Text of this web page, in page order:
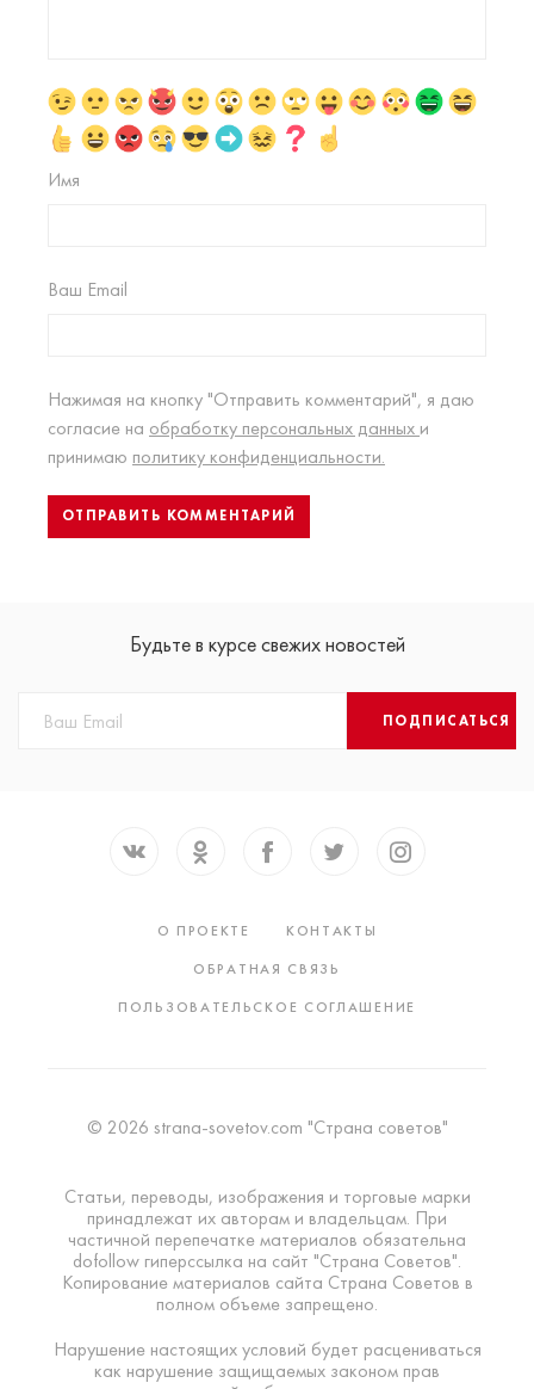
Имя
Ваш Email
Нажимая на кнопку "Отправить комментарий", я даю
согласие на обработку персональных данных и
принимаю политику конфиденциальности.
Будьте в курсе свежих новостей
ПОДПИСАТЬСЯ
О ПРОЕКТЕ
КОНТАКТЫ
ОБРАТНАЯ СВЯЗЬ
ПОЛЬЗОВАТЕЛЬСКОЕ СОГЛАШЕНИЕ
© 2026 strana-sovetov.com "Страна советов"
Статьи, переводы, изображения и торговые марки
принадлежат их авторам и владельцам. При
частичной перепечатке материалов обязательна
dofollow гиперссылка на сайт "Страна Советов".
Копирование материалов сайта Страна Советов в
полном объеме запрещено.
Нарушение настоящих условий будет расцениваться
как нарушение защищаемых законом прав